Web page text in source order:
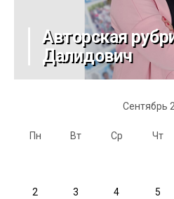
Авторская
Далидович
Сентябрь
Пн Вт Ср Чт
2 3 4 5